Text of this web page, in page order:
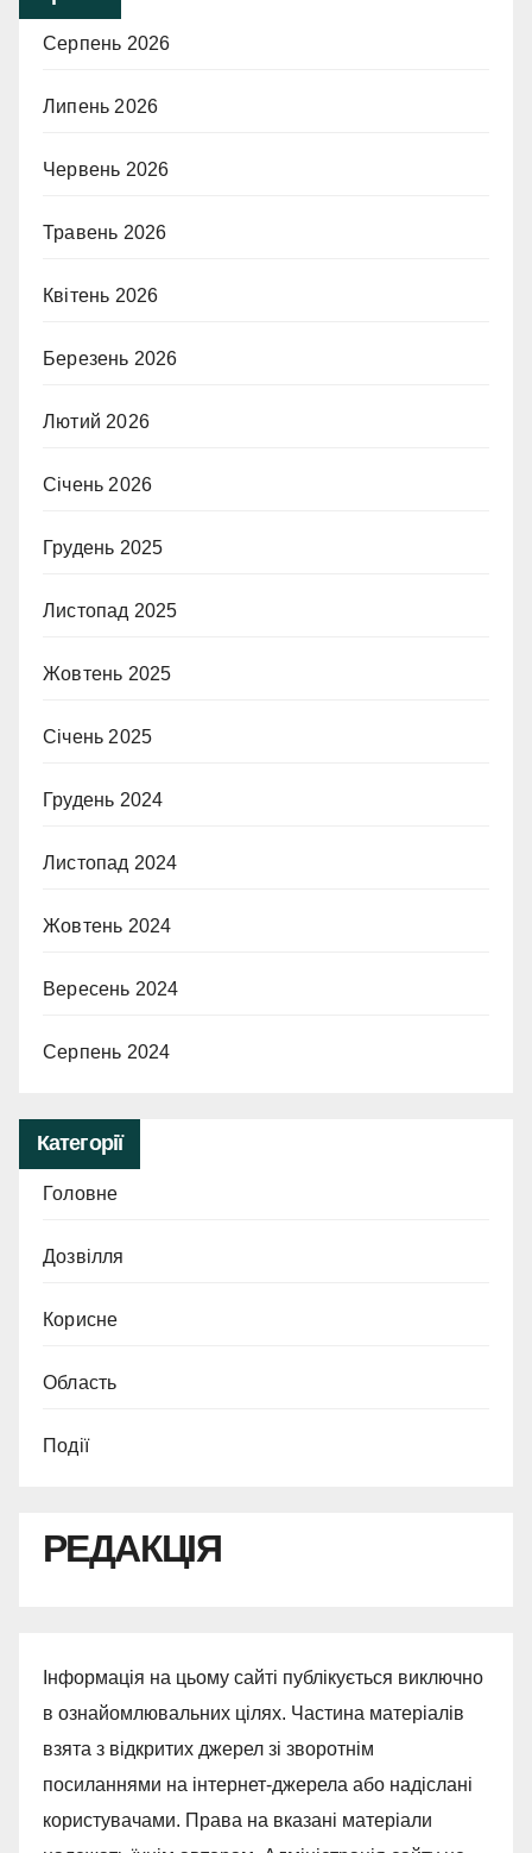
Серпень 2026
Липень 2026
Червень 2026
Травень 2026
Квітень 2026
Березень 2026
Лютий 2026
Січень 2026
Грудень 2025
Листопад 2025
Жовтень 2025
Січень 2025
Грудень 2024
Листопад 2024
Жовтень 2024
Вересень 2024
Серпень 2024
Категорії
Головне
Дозвілля
Корисне
Область
Події
РЕДАКЦІЯ
Інформація на цьому сайті публікується виключно
в ознайомлювальних цілях. Частина матеріалів
взята з відкритих джерел зі зворотнім
посиланнями на інтернет-джерела або надіслані
користувачами. Права на вказані матеріали